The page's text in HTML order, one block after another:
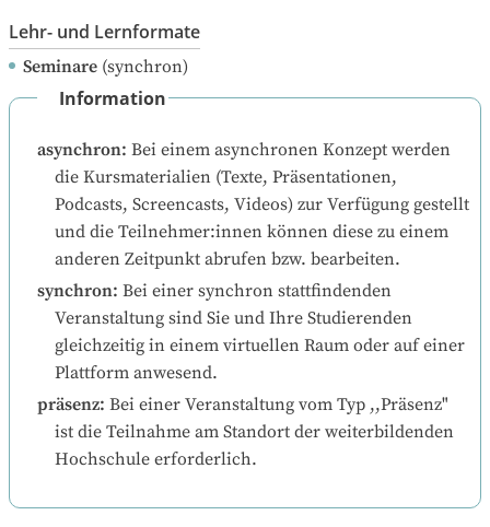
Lehr- und Lernformate
Seminare (synchron)
Information
asynchron: Bei einem asynchronen Konzept werden
die Kursmaterialien (Texte, Präsentationen,
Podcasts, Screencasts, Videos) zur Verfügung gestellt
und die Teilnehmer:innen können diese zu einem
anderen Zeitpunkt abrufen bzw. bearbeiten.
synchron: Bei einer synchron stattfindenden
Veranstaltung sind Sie und Ihre Studierenden
gleichzeitig in einem virtuellen Raum oder auf einer
Plattform anwesend.
präsenz: Bei einer Veranstaltung vom Typ ,,Präsenz"
ist die Teilnahme am Standort der weiterbildenden
Hochschule erforderlich.